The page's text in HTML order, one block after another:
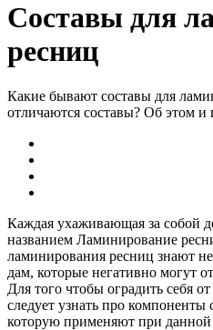
Составы для
ресниц
Какие бывают составы для
отличаются составы? Об этом и
Каждая ухаживающая за собой
названием Ламинирование
ламинирования ресниц знают
дам, которые негативно могут
Для того чтобы оградить себя
следует узнать про компоненты
которую применяют при данной